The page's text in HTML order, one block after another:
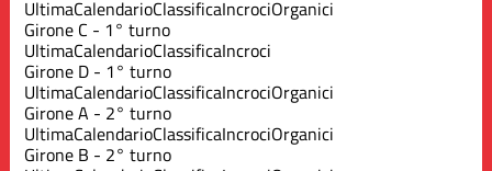
UltimaCalendarioClassificaIncrociOrganici
Girone C - 1° turno
UltimaCalendarioClassificaIncroci
Girone D - 1° turno
UltimaCalendarioClassificaIncrociOrganici
Girone A - 2° turno
UltimaCalendarioClassificaIncrociOrganici
Girone B - 2° turno